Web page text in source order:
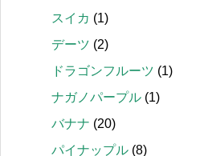
スイカ (1)
デーツ (2)
ドラゴンフルーツ (1)
ナガノパープル (1)
バナナ (20)
パイナップル (8)